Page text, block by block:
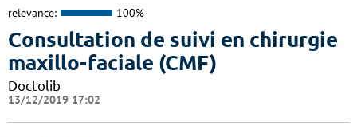
relevance: 100%
Consultation de suivi en chirurgie
maxillo-faciale (CMF)
Doctolib
13/12/2019 17:02